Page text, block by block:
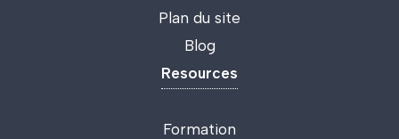
Plan du site
Blog
Resources
Formation